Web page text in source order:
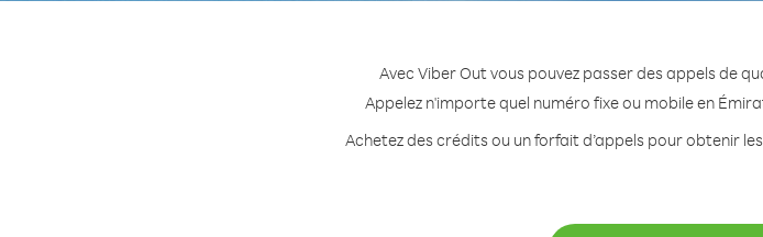
Avec Viber Out vous pouvez passer des appels de
Appelez n'importe quel numéro fixe ou mobile en
Achetez des crédits ou un forfait d’appels pour obtenir